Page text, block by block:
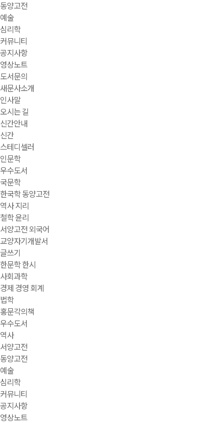
동양고전
예술
심리학
커뮤니티
공지사항
영상노트
도서문의
새문사소개
인사말
오시는 길
신간안내
신간
스테디셀러
인문학
우수도서
국문학
한국학 동양고전
역사 지리
철학 윤리
서양고전 외국어
교양자기개발서
글쓰기
한문학 한시
사회과학
경제 경영 회계
법학
홍문각의책
우수도서
역사
서양고전
동양고전
예술
심리학
커뮤니티
공지사항
영상노트